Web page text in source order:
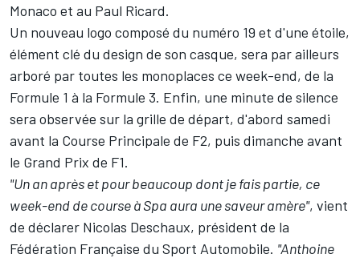
Monaco et au Paul Ricard.
Un nouveau logo composé du numéro 19 et d'une étoile,
élément clé du design de son casque, sera par ailleurs
arboré par toutes les monoplaces ce week-end, de la
Formule 1 à la Formule 3. Enfin, une minute de silence
sera observée sur la grille de départ, d'abord samedi
avant la Course Principale de F2, puis dimanche avant
le Grand Prix de F1.
"Un an après et pour beaucoup dont je fais partie, ce
week-end de course à Spa aura une saveur amère", vient
de déclarer Nicolas Deschaux, président de la
Fédération Française du Sport Automobile. "Anthoine